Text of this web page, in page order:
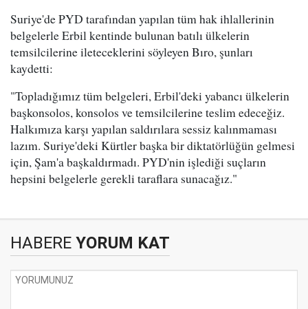
Suriye'de PYD tarafından yapılan tüm hak ihlallerinin
belgelerle Erbil kentinde bulunan batılı ülkelerin
temsilcilerine ileteceklerini söyleyen Bıro, şunları
kaydetti:
"Topladığımız tüm belgeleri, Erbil'deki yabancı ülkelerin
başkonsolos, konsolos ve temsilcilerine teslim edeceğiz.
Halkımıza karşı yapılan saldırılara sessiz kalınmaması
lazım. Suriye'deki Kürtler başka bir diktatörlüğün gelmesi
için, Şam'a başkaldırmadı. PYD'nin işlediği suçların
hepsini belgelerle gerekli taraflara sunacağız."
HABERE YORUM KAT